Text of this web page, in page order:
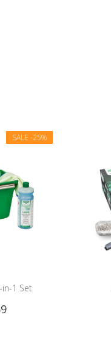
SALE -25%
in-1 Set